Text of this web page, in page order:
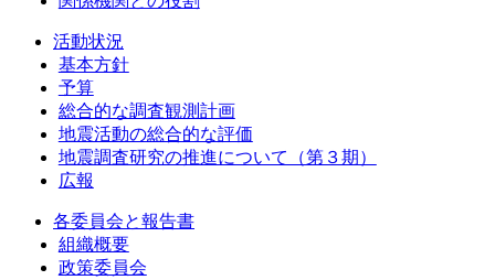
活動状況
基本方針
予算
総合的な調査観測計画
地震活動の総合的な評価
地震調査研究の推進について（第３期）
広報
各委員会と報告書
組織概要
政策委員会